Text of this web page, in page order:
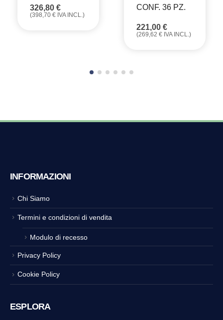
326,80 €
(398,70 € IVA INCL.)
CONF. 36 PZ.
221,00 €
(269,62 € IVA INCL.)
INFORMAZIONI
Chi Siamo
Termini e condizioni di vendita
Modulo di recesso
Privacy Policy
Cookie Policy
ESPLORA